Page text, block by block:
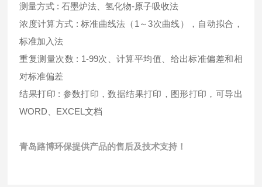
测量方式 : 石墨炉法、氢化物-原子吸收法
浓度计算方式 : 标准曲线法（1～3次曲线），自动拟合，
标准加入法
重复测量次数 : 1-99次、计算平均值、给出标准偏差和相
对标准偏差
结果打印 : 参数打印，数据结果打印，图形打印，可导出
WORD、EXCEL文档
青岛路博环保提供产品的售后及技术支持！